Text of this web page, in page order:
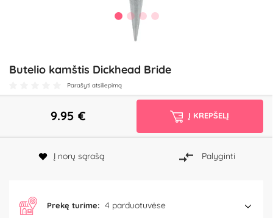
Butelio kamštis Dickhead Bride
Parašyti atsiliepimą
9.95 € Į KREPŠELĮ
Į norų sąrašą Palyginti
Prekę turime: 4 parduotuvėse